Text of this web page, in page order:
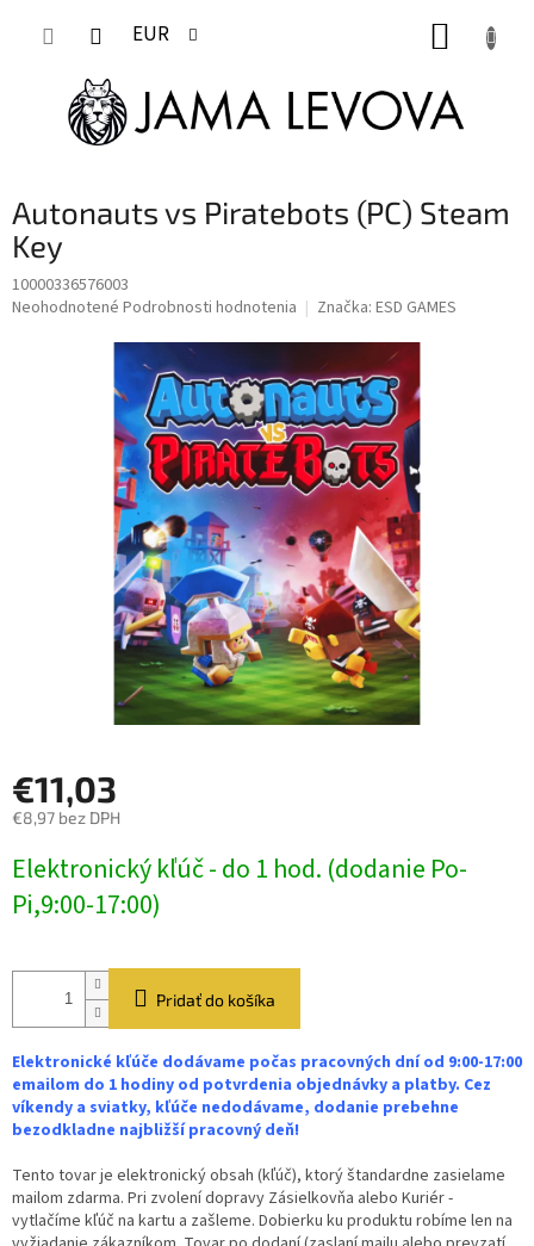
EUR
Autonauts vs Piratebots (PC) Steam
Key
10000336576003
Priemerné
Neohodnotené Podrobnosti hodnotenia Značka: ESD GAMES
€11,03
€8,97 bez DPH
cena:
Elektronický kľúč - do 1 hod. (dodanie Po-
Pi,9:00-17:00)
Pridať do košíka
Elektronické kľúče dodávame počas pracovných dní od 9:00-17:00
emailom do 1 hodiny od potvrdenia objednávky a platby. Cez
víkendy a sviatky, kľúče nedodávame, dodanie prebehne
bezodkladne najbližší pracovný deň!
Tento tovar je elektronický obsah (kľúč), ktorý štandardne zasielame
mailom zdarma. Pri zvolení dopravy Zásielkovňa alebo Kuriér -
vytlačíme kľúč na kartu a zašleme. Dobierku ku produktu robíme len na